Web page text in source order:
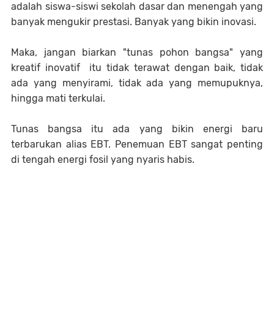
adalah siswa-siswi sekolah dasar dan menengah yang
banyak mengukir prestasi. Banyak yang bikin inovasi.
Maka, jangan biarkan "tunas pohon bangsa" yang
kreatif inovatif itu tidak terawat dengan baik, tidak
ada yang menyirami, tidak ada yang memupuknya,
hingga mati terkulai.
Tunas bangsa itu ada yang bikin energi baru
terbarukan alias EBT. Penemuan EBT sangat penting
di tengah energi fosil yang nyaris habis.